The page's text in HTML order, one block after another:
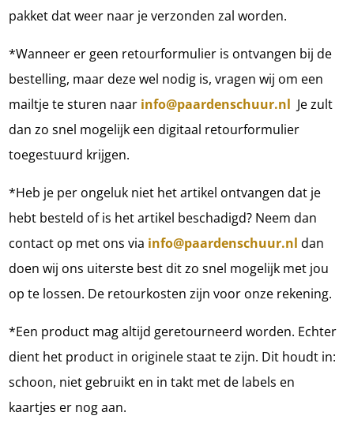
pakket dat weer naar je verzonden zal worden.
*Wanneer er geen retourformulier is ontvangen bij de
bestelling, maar deze wel nodig is, vragen wij om een
mailtje te sturen naar info@paardenschuur.nl Je zult
dan zo snel mogelijk een digitaal retourformulier
toegestuurd krijgen.
*Heb je per ongeluk niet het artikel ontvangen dat je
hebt besteld of is het artikel beschadigd? Neem dan
contact op met ons via info@paardenschuur.nl dan
doen wij ons uiterste best dit zo snel mogelijk met jou
op te lossen. De retourkosten zijn voor onze rekening.
*Een product mag altijd geretourneerd worden. Echter
dient het product in originele staat te zijn. Dit houdt in:
schoon, niet gebruikt en in takt met de labels en
kaartjes er nog aan.